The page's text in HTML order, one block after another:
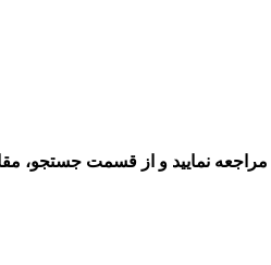
مراجعه نمایید و از قسمت جستجو،